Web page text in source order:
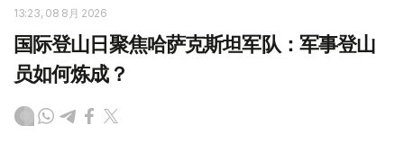
13:23, 08 8月 2026
国际登山日聚焦哈萨克斯坦军队：军事登山
员如何炼成？